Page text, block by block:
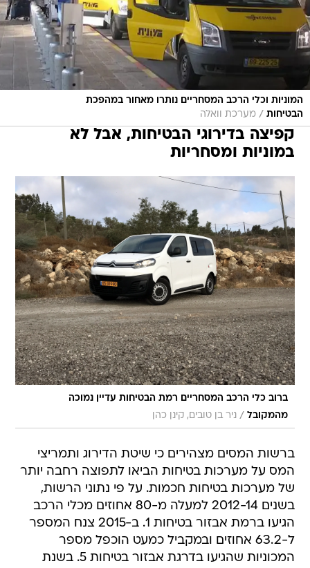
המוניות וכלי הרכב המסחריים נותרו מאחור במהפכת
הבטיחות / מערכת וואלה
קפיצה בדירוגי הבטיחות, אבל לא
במוניות ומסחריות
ברוב כלי הרכב המסחריים רמת הבטיחות עדיין נמוכה
מהמקובל / ניר בן טובים, קינן כהן
ברשות המסים מצהירים כי שיטת הדירוג ותמריצי
המס על מערכות בטיחות הביאו לתפוצה רחבה יותר
של מערכות בטיחות חכמות. על פי נתוני הרשות,
בשנים 2012-14 למעלה מ-80 אחוזים מכלי הרכב
הגיעו ברמת אבזור בטיחות 1. ב-2015 צנח המספר
ל-63.2 אחוזים ובמקביל כמעט הוכפל מספר
המכוניות שהגיעו בדרגת אבזור בטיחות 5. בשנת